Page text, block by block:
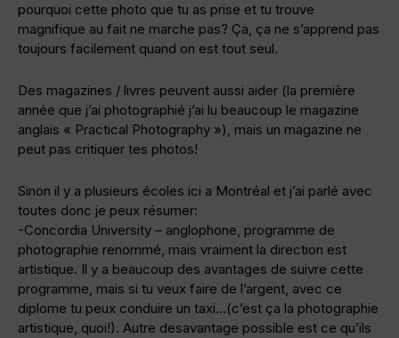
pourquoi cette photo que tu as prise et tu trouve
magnifique au fait ne marche pas? Ça, ça ne s’apprend pas
toujours facilement quand on est tout seul.
Des magazines / livres peuvent aussi aider (la première
année que j’ai photographié j’ai lu beaucoup le magazine
anglais « Practical Photography »), mais un magazine ne
peut pas critiquer tes photos!
Sinon il y a plusieurs écoles ici a Montréal et j’ai parlé avec
toutes donc je peux résumer:
-Concordia University – anglophone, programme de
photographie renommé, mais vraiment la direction est
artistique. Il y a beaucoup des avantages de suivre cette
programme, mais si tu veux faire de l’argent, avec ce
diplome tu peux conduire un taxi…(c’est ça la photographie
artistique, quoi!). Autre desavantage possible est ce qu’ils